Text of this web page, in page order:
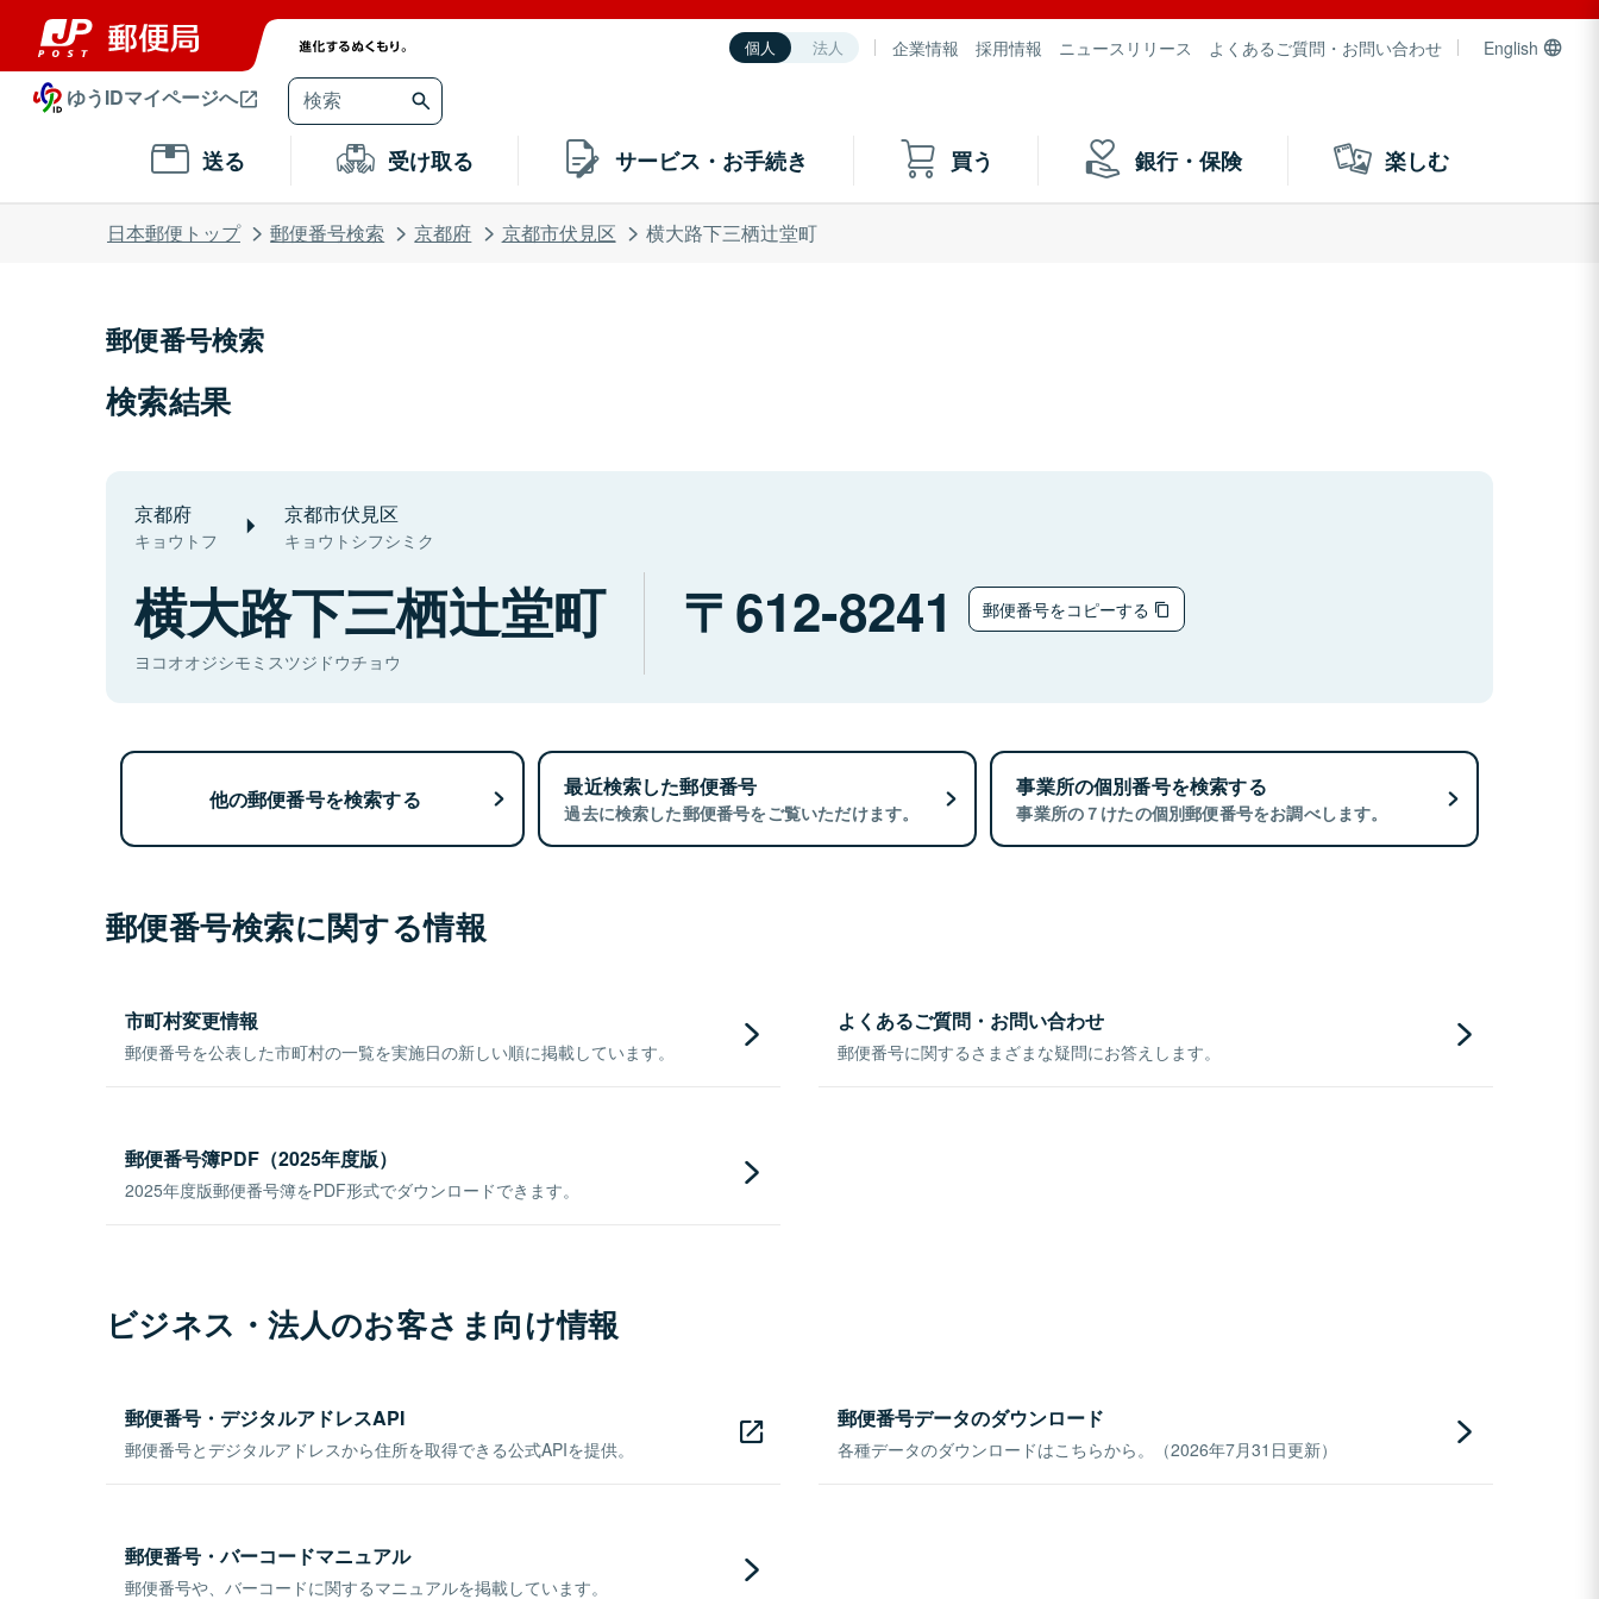
個人 法人 企業情報 採用情報 ニュースリリース よくあるご質問・お問い合わせ English
ゆうIDマイページへ
送る 受け取る サービス・お手続き 買う 銀行・保険 楽しむ
日本郵便トップ 郵便番号検索 京都府 京都市伏見区 横大路下三栖辻堂町
郵便番号検索
検索結果
京都府
キョウトフ
京都市伏見区
キョウトシフシミク
横大路下三栖辻堂町
ヨコオオジシモミスツジドウチョウ
612-8241 郵便番号をコピーする
他の郵便番号を検索する 最近検索した郵便番号
過去に検索した郵便番号をご覧いただけます。
事業所の個別番号を検索する
事業所の７けたの個別郵便番号をお調べします。
郵便番号検索に関する情報
市町村変更情報
郵便番号を公表した市町村の一覧を実施日の新しい順に掲載しています。
よくあるご質問・お問い合わせ
郵便番号に関するさまざまな疑問にお答えします。
郵便番号簿PDF（2025年度版）
2025年度版郵便番号簿をPDF形式でダウンロードできます。
ビジネス・法人のお客さま向け情報
郵便番号・デジタルアドレスAPI
郵便番号とデジタルアドレスから住所を取得できる公式APIを提供。
郵便番号データのダウンロード
各種データのダウンロードはこちらから。（2026年7月31日更新）
郵便番号・バーコードマニュアル
郵便番号や、バーコードに関するマニュアルを掲載しています。